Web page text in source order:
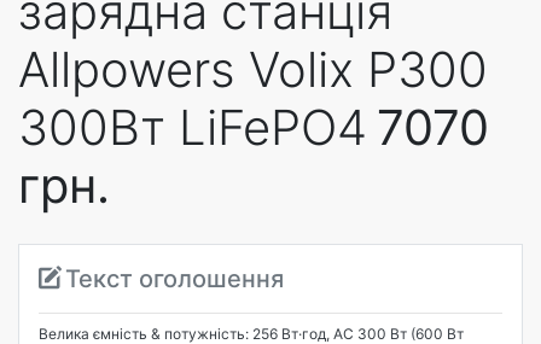
Allpowers Volix P300
300Вт LiFePO4 7070
грн.
Текст оголошення
Велика ємність & потужність: 256 Вт·год, AC 300 Вт (600 Вт